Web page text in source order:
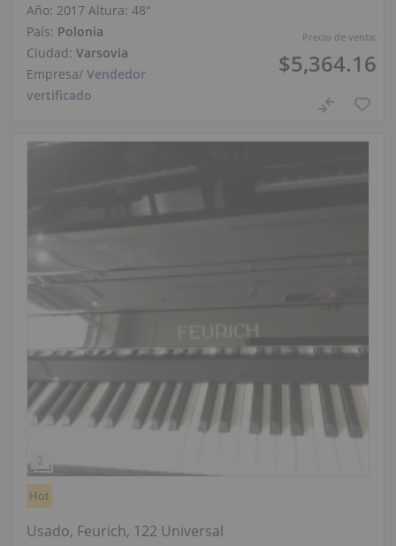
Precio de venta:
$5,364.16
Año: 2017 Altura: 48″
País: Polonia
Ciudad: Varsovia
Empresa/ Vendedor
vertificado
Hot
Usado, Feurich, 122 Universal